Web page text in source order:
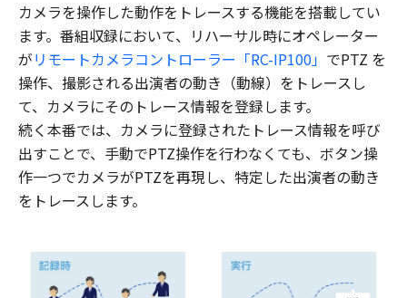
カメラを操作した動作をトレースする機能を搭載してい
ます。番組収録において、リハーサル時にオペレーター
がリモートカメラコントローラー「RC-IP100」 でPTZ を
操作、撮影される出演者の動き（動線）をトレースし
て、カメラにそのトレース情報を登録します。
続く本番では、カメラに登録されたトレース情報を呼び
出すことで、手動でPTZ操作を行わなくても、ボタン操
作一つでカメラがPTZを再現し、特定した出演者の動き
をトレースします。